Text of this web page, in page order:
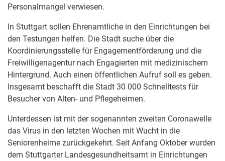
Personalmangel verwiesen.
In Stuttgart sollen Ehrenamtliche in den Einrichtungen bei
den Testungen helfen. Die Stadt suche über die
Koordinierungsstelle für Engagementförderung und die
Freiwilligenagentur nach Engagierten mit medizinischem
Hintergrund. Auch einen öffentlichen Aufruf soll es geben.
Insgesamt beschafft die Stadt 30 000 Schnelltests für
Besucher von Alten- und Pflegeheimen.
Unterdessen ist mit der sogenannten zweiten Coronawelle
das Virus in den letzten Wochen mit Wucht in die
Seniorenheime zurückgekehrt. Seit Anfang Oktober wurden
dem Stuttgarter Landesgesundheitsamt in Einrichtungen